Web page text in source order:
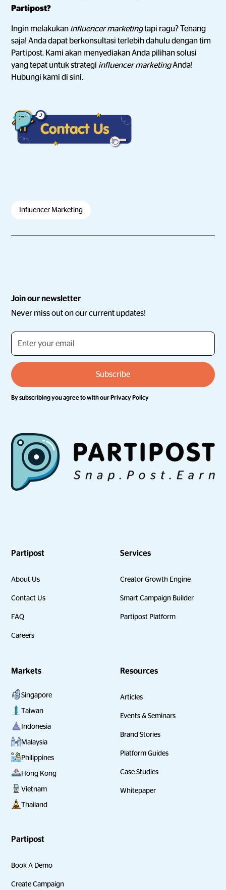
Partipost?
Ingin melakukan influencer marketingtapi ragu? Tenang
saja! Anda dapat berkonsultasi terlebih dahulu dengan tim
Partipost. Kami akan menyediakan Anda pilihan solusi
yang tepat untuk strategi influencer marketingAnda!
Hubungi kami di sini.
Influencer Marketing
Join our newsletter
Never miss out on our current updates!
By subscribing you agree to with ourPrivacy Policy
Partipost
About Us
Contact Us
FAQ
Careers
Services
Creator Growth Engine
Smart Campaign Builder
Partipost Platform
Markets
Singapore
Taiwan
Indonesia
Malaysia
Philippines
Hong Kong
Vietnam
Thailand
Resources
Articles
Events & Seminars
Brand Stories
Platform Guides
Case Studies
Whitepaper
Partipost
Book A Demo
Create Campaign